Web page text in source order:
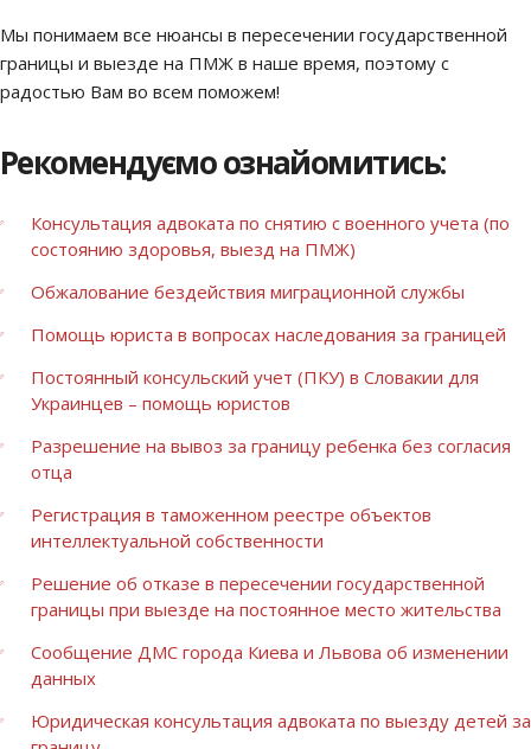
Мы понимаем все нюансы в пересечении государственной
границы и выезде на ПМЖ в наше время, поэтому с
радостью Вам во всем поможем!
Рекомендуємо ознайомитись:
Консультация адвоката по снятию с военного учета (по
состоянию здоровья, выезд на ПМЖ)
Обжалование бездействия миграционной службы
Помощь юриста в вопросах наследования за границей
Постоянный консульский учет (ПКУ) в Словакии для
Украинцев – помощь юристов
Разрешение на вывоз за границу ребенка без согласия
отца
Регистрация в таможенном реестре объектов
интеллектуальной собственности
Решение об отказе в пересечении государственной
границы при выезде на постоянное место жительства
Сообщение ДМС города Киева и Львова об изменении
данных
Юридическая консультация адвоката по выезду детей за